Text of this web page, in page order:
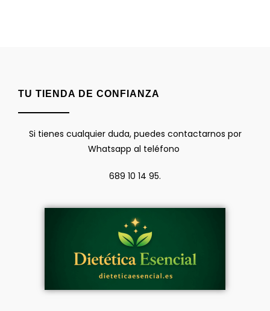
TU TIENDA DE CONFIANZA
Si tienes cualquier duda, puedes contactarnos por
Whatsapp al teléfono
689 10 14 95.